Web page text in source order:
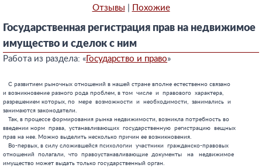
Отзывы Похожие
Государственная регистрация прав на недвижимое
имущество и сделок с ним
Работа из раздела: « Государство и право»